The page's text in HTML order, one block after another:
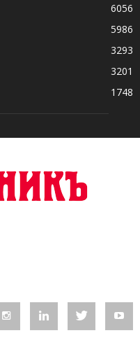
6056
5986
3293
3201
1748